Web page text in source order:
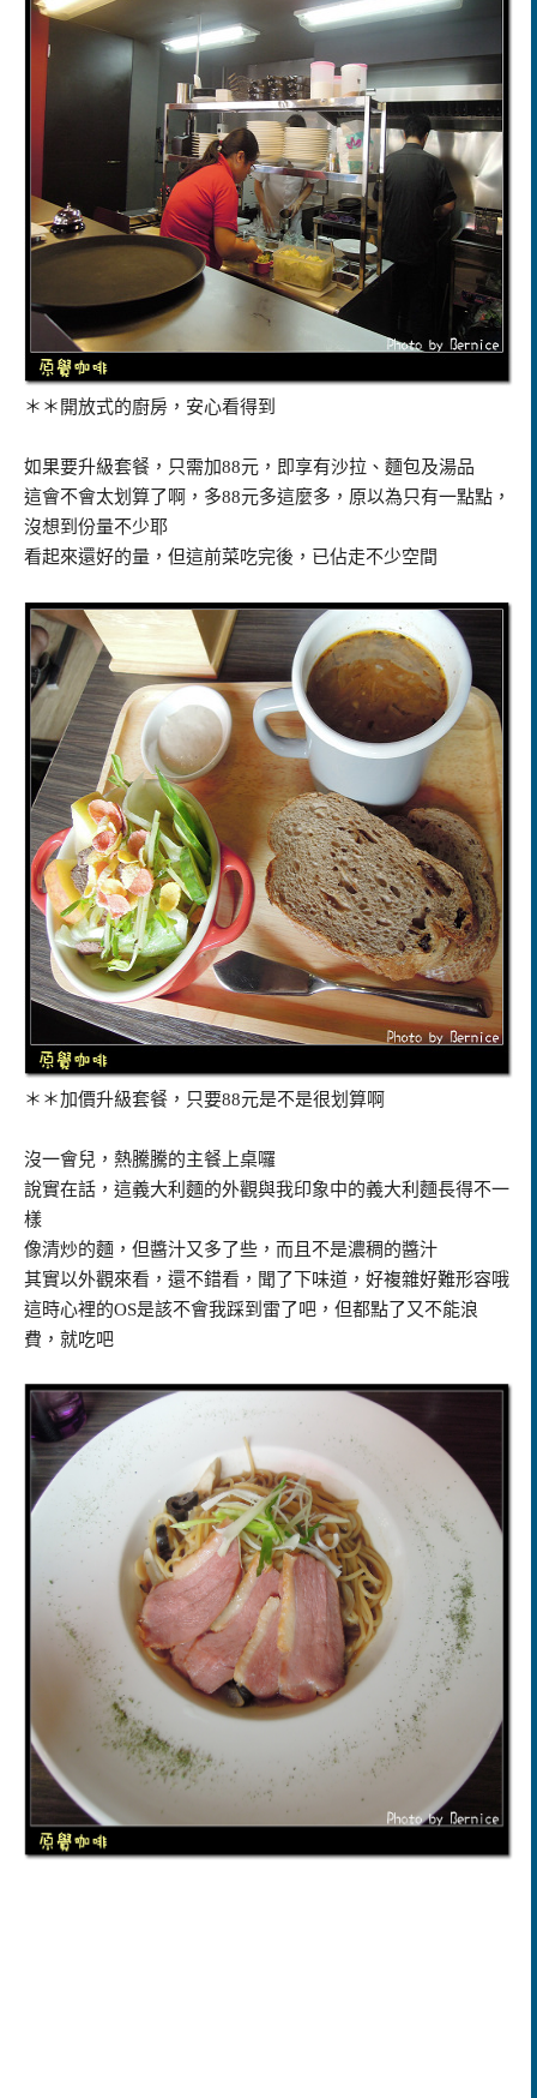
＊＊開放式的廚房，安心看得到
如果要升級套餐，只需加88元，即享有沙拉、麵包及湯品
這會不會太划算了啊，多88元多這麼多，原以為只有一點點，
沒想到份量不少耶
看起來還好的量，但這前菜吃完後，已佔走不少空間
＊＊加價升級套餐，只要88元是不是很划算啊
沒一會兒，熱騰騰的主餐上桌囉
說實在話，這義大利麵的外觀與我印象中的義大利麵長得不一
樣
像清炒的麵，但醬汁又多了些，而且不是濃稠的醬汁
其實以外觀來看，還不錯看，聞了下味道，好複雜好難形容哦
這時心裡的OS是該不會我踩到雷了吧，但都點了又不能浪
費，就吃吧